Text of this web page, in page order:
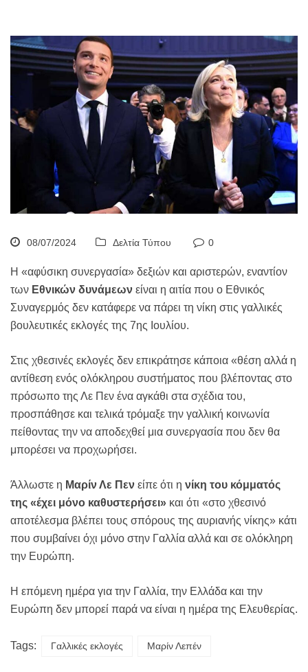
08/07/2024 Δελτία Τύπου 0
Η «αφύσικη συνεργασία» δεξιών και αριστερών, εναντίον
των Εθνικών δυνάμεων είναι η αιτία που ο Εθνικός
Συναγερμός δεν κατάφερε να πάρει τη νίκη στις γαλλικές
βουλευτικές εκλογές της 7ης Ιουλίου.
Στις χθεσινές εκλογές δεν επικράτησε κάποια «θέση αλλά η
αντίθεση ενός ολόκληρου συστήματος που βλέποντας στο
πρόσωπο της Λε Πεν ένα αγκάθι στα σχέδια του,
προσπάθησε και τελικά τρόμαξε την γαλλική κοινωνία
πείθοντας την να αποδεχθεί μια συνεργασία που δεν θα
μπορέσει να προχωρήσει.
Άλλωστε η Μαρίν Λε Πεν είπε ότι η νίκη του κόμματός
της «έχει μόνο καθυστερήσει» και ότι «στο χθεσινό
αποτέλεσμα βλέπει τους σπόρους της αυριανής νίκης» κάτι
που συμβαίνει όχι μόνο στην Γαλλία αλλά και σε ολόκληρη
την Ευρώπη.
Η επόμενη ημέρα για την Γαλλία, την Ελλάδα και την
Ευρώπη δεν μπορεί παρά να είναι η ημέρα της Ελευθερίας.
Tags: Γαλλικές εκλογές Μαρίν Λεπέν